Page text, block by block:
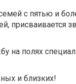
с пятью и
присваивается
на полях
и близких!